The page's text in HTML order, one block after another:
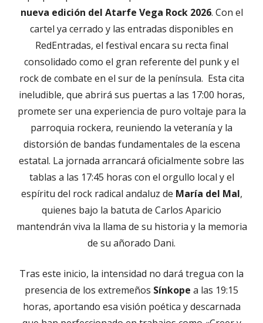
nueva edición del Atarfe Vega Rock 2026. Con el
cartel ya cerrado y las entradas disponibles en
RedEntradas, el festival encara su recta final
consolidado como el gran referente del punk y el
rock de combate en el sur de la península. Esta cita
ineludible, que abrirá sus puertas a las 17:00 horas,
promete ser una experiencia de puro voltaje para la
parroquia rockera, reuniendo la veteranía y la
distorsión de bandas fundamentales de la escena
estatal. La jornada arrancará oficialmente sobre las
tablas a las 17:45 horas con el orgullo local y el
espíritu del rock radical andaluz de María del Mal,
quienes bajo la batuta de Carlos Aparicio
mantendrán viva la llama de su historia y la memoria
de su añorado Dani.
Tras este inicio, la intensidad no dará tregua con la
presencia de los extremeños Sínkope a las 19:15
horas, aportando esa visión poética y descarnada